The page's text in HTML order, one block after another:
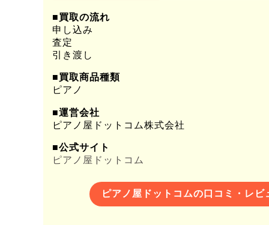
■買取の流れ
申し込み
査定
引き渡し
■買取商品種類
ピアノ
■運営会社
ピアノ屋ドットコム株式会社
■公式サイト
ピアノ屋ドットコム
ピアノ屋ドットコムの口コミ・レ